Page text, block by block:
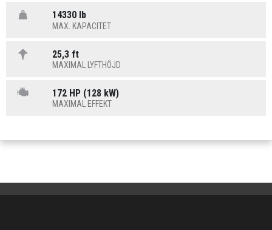
14330 lb
MAX. KAPACITET
25,3 ft
MAXIMAL LYFTHÖJD
172 HP (128 kW)
MAXIMAL EFFEKT